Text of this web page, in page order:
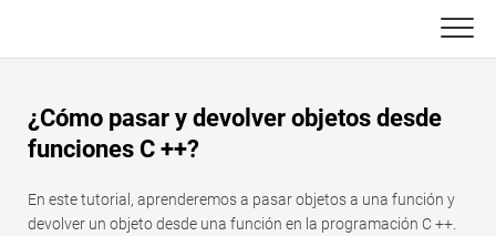
content
Funciones de Excel
Gráfico
C ++
¿Cómo pasar y devolver objetos desde
funciones C ++?
En este tutorial, aprenderemos a pasar objetos a una función y
devolver un objeto desde una función en la programación C ++.